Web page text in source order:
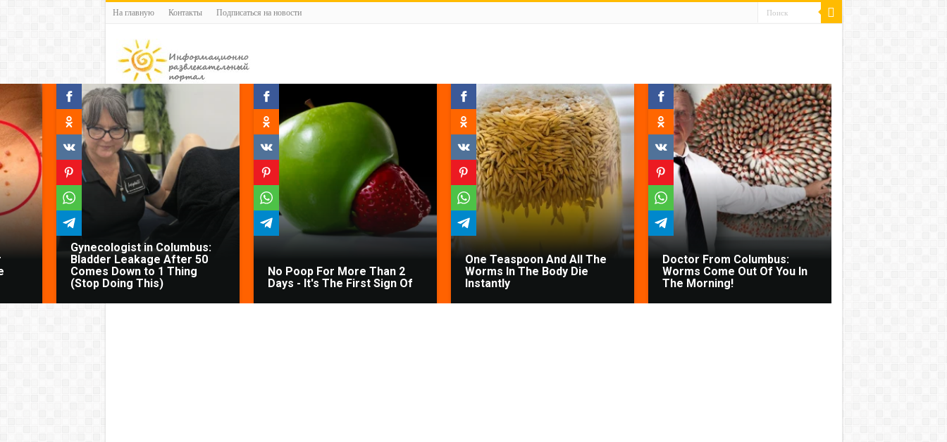
На главную Контакты Подписаться на новости
Gynecologist in Columbus:
Bladder Leakage After 50
Comes Down to 1 Thing
(Stop Doing This)
No Poop For More Than 2
Days - It's The First Sign Of
One Teaspoon And All The
Worms In The Body Die
Instantly
Doctor From Columbus:
Worms Come Out Of You In
The Morning!